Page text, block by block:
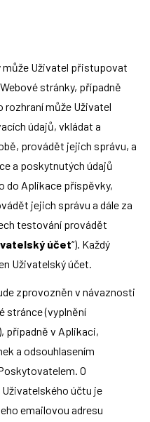
může Uživatel přistupovat
stránky, případně
rozhraní může Uživatel
údajů, vkládat a
provádět jejich správu, a
a poskytnutých údajů
do Aplikace příspěvky,
jejich správu a dále za
testování provádět
účet“). Každý
Uživatelský účet.
zprovozněn v návaznosti
stránce (vyplnění
případně v Aplikaci,
a odsouhlasením
O
účtu je
emailovou adresu